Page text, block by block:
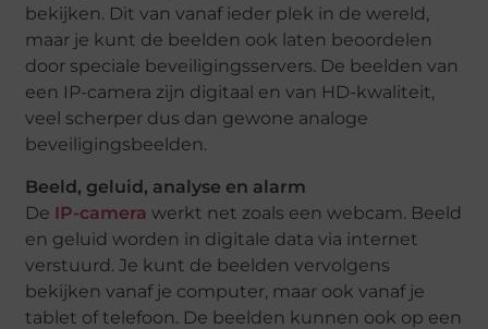
bekijken. Dit van vanaf ieder plek in de wereld,
maar je kunt de beelden ook laten beoordelen
door speciale beveiligingsservers. De beelden van
een IP-camera zijn digitaal en van HD-kwaliteit,
veel scherper dus dan gewone analoge
beveiligingsbeelden.
Beeld, geluid, analyse en alarm
De IP-camera werkt net zoals een webcam. Beeld
en geluid worden in digitale data via internet
verstuurd. Je kunt de beelden vervolgens
bekijken vanaf je computer, maar ook vanaf je
tablet of telefoon. De beelden kunnen ook op een